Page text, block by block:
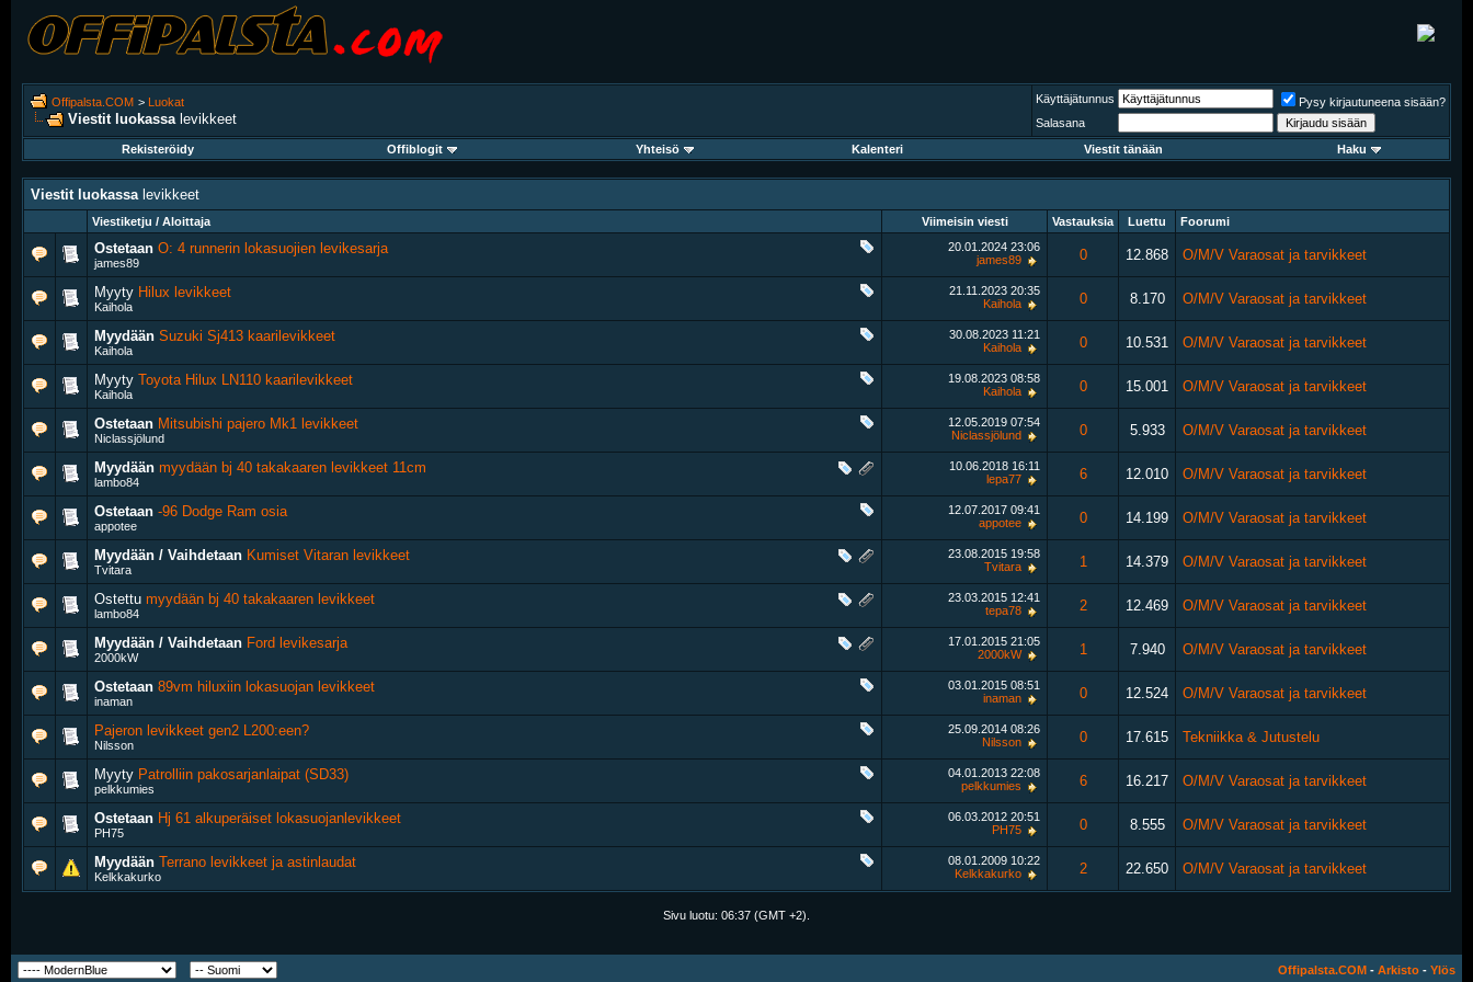
Offipalsta.COM > Luokat
Viestit luokassa levikkeet
Käyttäjätunnus
Pysy kirjautuneena sisään?
Salasana
Rekisteröidy
Offiblogit Yhteisö Kalenteri Viestit tänään Haku
Viestit luokassa levikkeet
Viestiketju / Aloittaja Viimeisin viesti Vastauksia Luettu Foorumi
Ostetaan O: 4 runnerin lokasuojien levikesarja
james89
20.01.2024 23:06
james89
0 12.868 O/M/V Varaosat ja tarvikkeet
Myyty Hilux levikkeet
Kaihola
21.11.2023 20:35
Kaihola
0 8.170 O/M/V Varaosat ja tarvikkeet
Myydään Suzuki Sj413 kaarilevikkeet
Kaihola
30.08.2023 11:21
Kaihola
0 10.531 O/M/V Varaosat ja tarvikkeet
Myyty Toyota Hilux LN110 kaarilevikkeet
Kaihola
19.08.2023 08:58
Kaihola
0 15.001 O/M/V Varaosat ja tarvikkeet
Ostetaan Mitsubishi pajero Mk1 levikkeet
Niclassjölund
12.05.2019 07:54
Niclassjölund
0 5.933 O/M/V Varaosat ja tarvikkeet
Myydään myydään bj 40 takakaaren levikkeet 11cm
lambo84
10.06.2018 16:11
lepa77
6 12.010 O/M/V Varaosat ja tarvikkeet
Ostetaan -96 Dodge Ram osia
appotee
12.07.2017 09:41
appotee
0 14.199 O/M/V Varaosat ja tarvikkeet
Myydään / Vaihdetaan Kumiset Vitaran levikkeet
Tvitara
23.08.2015 19:58
Tvitara
1 14.379 O/M/V Varaosat ja tarvikkeet
Ostettu myydään bj 40 takakaaren levikkeet
lambo84
23.03.2015 12:41
tepa78
2 12.469 O/M/V Varaosat ja tarvikkeet
Myydään / Vaihdetaan Ford levikesarja
2000kW
17.01.2015 21:05
2000kW
1 7.940 O/M/V Varaosat ja tarvikkeet
Ostetaan 89vm hiluxiin lokasuojan levikkeet
inaman
03.01.2015 08:51
inaman
0 12.524 O/M/V Varaosat ja tarvikkeet
Pajeron levikkeet gen2 L200:een?
Nilsson
25.09.2014 08:26
Nilsson
0 17.615 Tekniikka & Jutustelu
Myyty Patrolliin pakosarjanlaipat (SD33)
pelkkumies
04.01.2013 22:08
pelkkumies
6 16.217 O/M/V Varaosat ja tarvikkeet
Ostetaan Hj 61 alkuperäiset lokasuojanlevikkeet
PH75
06.03.2012 20:51
PH75
0 8.555 O/M/V Varaosat ja tarvikkeet
Myydään Terrano levikkeet ja astinlaudat
Kelkkakurko
08.01.2009 10:22
Kelkkakurko
2 22.650 O/M/V Varaosat ja tarvikkeet
Sivu luotu: 06:37 (GMT +2).
Offipalsta.COM - Arkisto - Ylös